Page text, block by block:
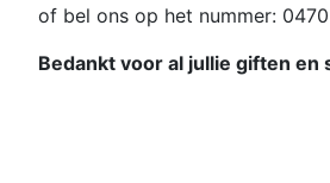
of bel ons op het nummer:
Bedankt voor al jullie giften en